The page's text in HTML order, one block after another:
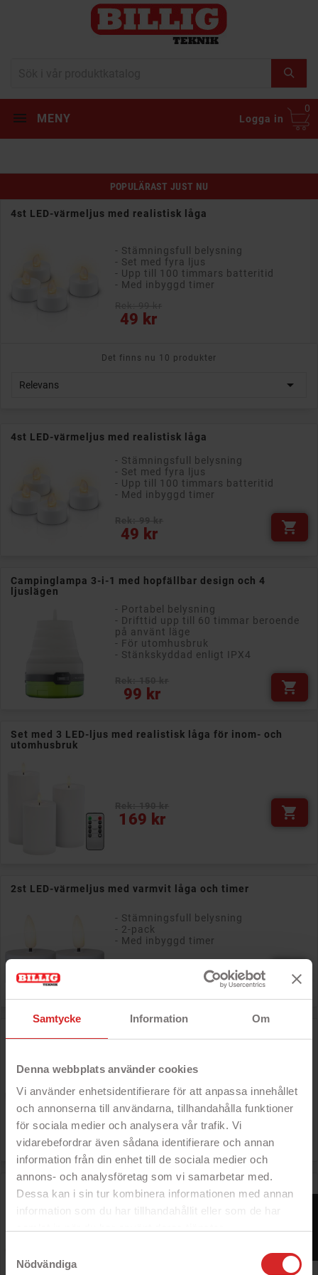
Samtycke Information Om
Denna webbplats använder cookies
Vi använder enhetsidentifierare för att anpassa innehållet
och annonserna till användarna, tillhandahålla funktioner
för sociala medier och analysera vår trafik. Vi
vidarebefordrar även sådana identifierare och annan
information från din enhet till de sociala medier och
annons- och analysföretag som vi samarbetar med.
Dessa kan i sin tur kombinera informationen med annan
information som du har tillhandahållit eller som de har
Nödvändiga
MENY Logga in
0
POPULÄRAST JUST NU
4st LED-värmeljus med realistisk låga
- Stämningsfull belysning
- Set med fyra ljus
- Upp till 100 timmars batteritid
- Med inbyggd timer
49 kr
Pris
Det finns nu 10 produkter
Relevans 
4st LED-värmeljus med realistisk låga
- Stämningsfull belysning
- Set med fyra ljus
- Upp till 100 timmars batteritid
- Med inbyggd timer
49 kr
Pris 
Campinglampa 3-i-1 med hopfällbar design och 4
ljuslägen
- Portabel belysning
- Drifttid upp till 60 timmar beroende
på använt läge
- För utomhusbruk
- Stänkskyddad enligt IPX4
99 kr
Pris 
Set med 3 LED-ljus med realistisk låga för inom- och
utomhusbruk
169 kr
Pris 
2st LED-värmeljus med varmvit låga och timer
- Stämningsfull belysning
- 2-pack
- Med inbyggd timer

batteriladdare
- Stämningsfull belysning
- Batteriladdare med USB-laddning
Rek: 349 kr
289 kr
Pris
12-pack med laddningsbara LED-värmeljus inklusive
batteriladdare
- 12-pack